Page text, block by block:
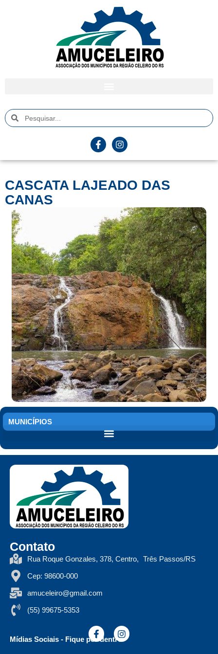
CASCATA LAJEADO DAS
CANAS
MUNICÍPIOS
Contato
Rua Roque Gonzales, 378, Centro, Três Passos/RS
Cep: 98600-000
amuceleiro@gmail.com
(55) 99675-5353
Mídias Sociais - Fique por dentro